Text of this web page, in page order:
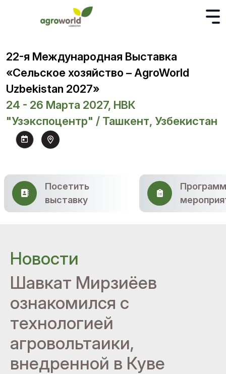
22-я Международная Выставка
«Сельское хозяйство – AgroWorld
Uzbekistan 2027»
24 - 26 Марта 2027, НВК
"Узэкспоцентр" / Ташкент, Узбекистан
Посетить
выставку
Новости
Шавкат Мирзиёев
ознакомился с
технологией
агровольтаики,
внедренной в Куве